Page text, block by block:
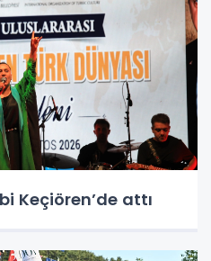
Keçiören’de attı